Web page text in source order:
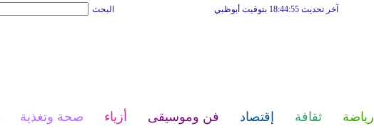
البحث آخر تحديث 18:44:55 بتوقيت أبوظبي
رياضة ثقافة إقتصاد فن وموسيقى أزياء صحة وتغذية